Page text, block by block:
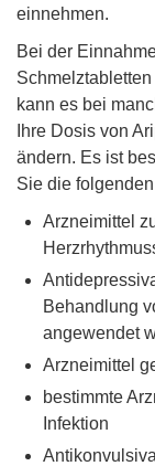
einnehmen.
Bei der
kann es bei
Ihre Dosis von
ändern. Es ist
Sie die
Arzneimittel
Behandlung
angewendet
Arzneimittel
bestimmte
Infektion